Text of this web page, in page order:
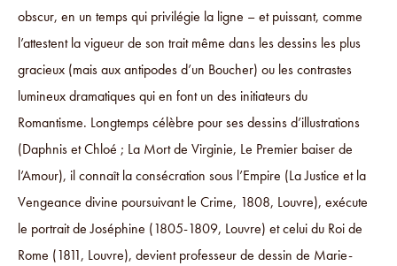
obscur, en un temps qui privilégie la ligne – et puissant, comme
l’attestent la vigueur de son trait même dans les dessins les plus
gracieux (mais aux antipodes d’un Boucher) ou les contrastes
lumineux dramatiques qui en font un des initiateurs du
Romantisme. Longtemps célèbre pour ses dessins d’illustrations
(Daphnis et Chloé ; La Mort de Virginie, Le Premier baiser de
l’Amour), il connaît la consécration sous l’Empire (La Justice et la
Vengeance divine poursuivant le Crime, 1808, Louvre), exécute
le portrait de Joséphine (1805-1809, Louvre) et celui du Roi de
Rome (1811, Louvre), devient professeur de dessin de Marie-